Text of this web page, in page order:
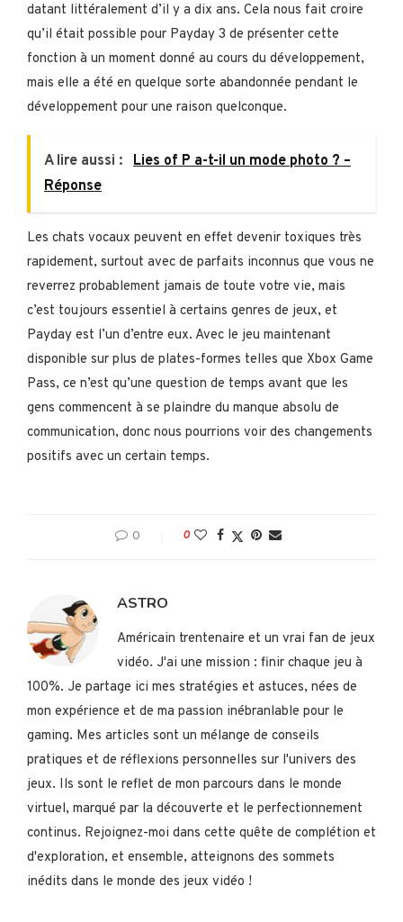
datant littéralement d’il y a dix ans. Cela nous fait croire
qu’il était possible pour Payday 3 de présenter cette
fonction à un moment donné au cours du développement,
mais elle a été en quelque sorte abandonnée pendant le
développement pour une raison quelconque.
A lire aussi :
Lies of P a-t-il un mode photo ? –
Réponse
Les chats vocaux peuvent en effet devenir toxiques très
rapidement, surtout avec de parfaits inconnus que vous ne
reverrez probablement jamais de toute votre vie, mais
c’est toujours essentiel à certains genres de jeux, et
Payday est l’un d’entre eux. Avec le jeu maintenant
disponible sur plus de plates-formes telles que Xbox Game
Pass, ce n’est qu’une question de temps avant que les
gens commencent à se plaindre du manque absolu de
communication, donc nous pourrions voir des changements
positifs avec un certain temps.
0 0
ASTRO
Américain trentenaire et un vrai fan de jeux
vidéo. J'ai une mission : finir chaque jeu à
100%. Je partage ici mes stratégies et astuces, nées de
mon expérience et de ma passion inébranlable pour le
gaming. Mes articles sont un mélange de conseils
pratiques et de réflexions personnelles sur l'univers des
jeux. Ils sont le reflet de mon parcours dans le monde
virtuel, marqué par la découverte et le perfectionnement
continus. Rejoignez-moi dans cette quête de complétion et
d'exploration, et ensemble, atteignons des sommets
inédits dans le monde des jeux vidéo !